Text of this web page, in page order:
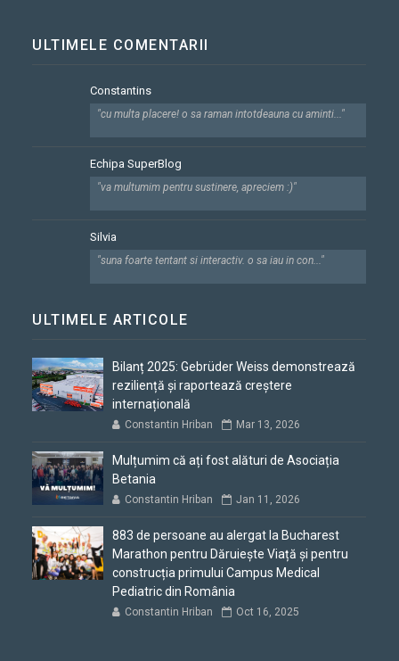
ULTIMELE COMENTARII
Constantins
"cu multa placere! o sa raman intotdeauna cu aminti..."
Echipa SuperBlog
"va multumim pentru sustinere, apreciem :)"
Silvia
"suna foarte tentant si interactiv. o sa iau in con..."
ULTIMELE ARTICOLE
Bilanț 2025: Gebrüder Weiss demonstrează
reziliență și raportează creștere
internațională
Constantin Hriban Mar 13, 2026
Mulțumim că ați fost alături de Asociația
Betania
Constantin Hriban Jan 11, 2026
883 de persoane au alergat la Bucharest
Marathon pentru Dăruiește Viață și pentru
construcția primului Campus Medical
Pediatric din România
Constantin Hriban Oct 16, 2025